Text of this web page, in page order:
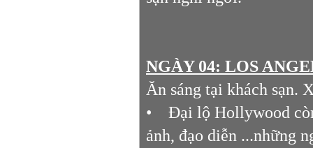
NGÀY 04: LOS
Ăn sáng tại khách sạn.
• Đại lộ Hollywood
ảnh, đạo diễn ...những